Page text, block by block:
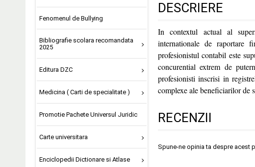
Fenomenul de Bullying
Bibliografie scolara recomandata
2025
Editura DZC
Medicina ( Carti de specialitate )
Promotie Pachete Universul Juridic
Carte universitara
Enciclopedii Dictionare si Atlase
DESCRIERE
In contextul actual al
internationale de raportare
profesionistul contabil este
concurential extrem de
profesionisti inscrisi in
complexe ale beneficiarilor de
RECENZII
Spune-ne opinia ta despre acest